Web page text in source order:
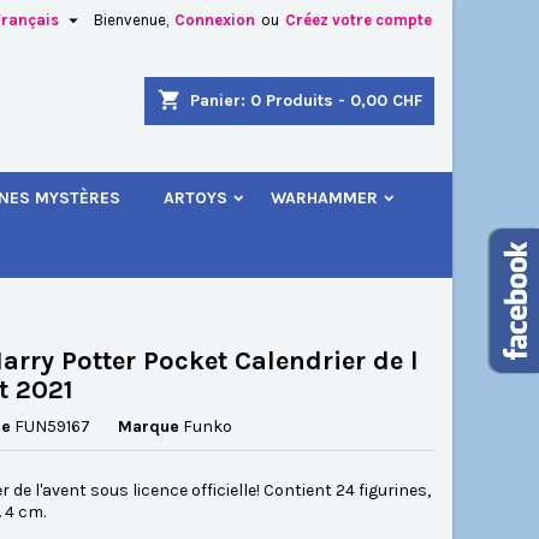
Bienvenue, Connexion ou Créez votre compte

shopping_cart Panier: 0 Produits - 0,00 CHF
MYSTÈRES ARTOYS WARHAMMER
Potter Pocket Calendrier de l
2021
FUN59167 Marque Funko
de l'avent sous licence officielle! Contient 24 figurines,
4 cm.